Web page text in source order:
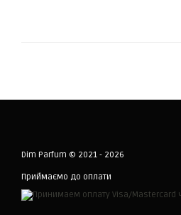
Dim Parfum © 2021 - 2026
Приймаємо до оплати